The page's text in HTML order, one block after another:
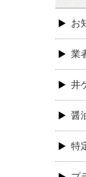
お
業
井
醤
特